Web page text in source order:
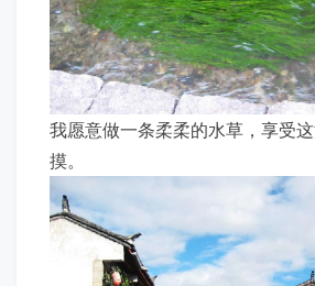
我愿意做一条柔柔的水草，享受
摸。